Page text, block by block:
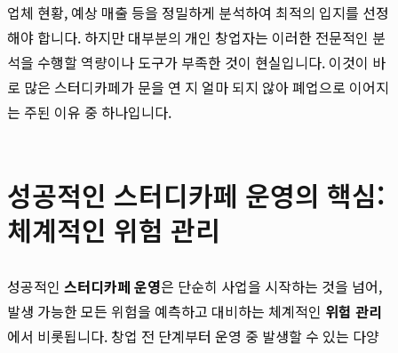
업체 현황, 예상 매출 등을 정밀하게 분석하여 최적의 입지를 선정
해야 합니다. 하지만 대부분의 개인 창업자는 이러한 전문적인 분
석을 수행할 역량이나 도구가 부족한 것이 현실입니다. 이것이 바
로 많은 스터디카페가 문을 연 지 얼마 되지 않아 폐업으로 이어지
는 주된 이유 중 하나입니다.
성공적인 스터디카페 운영의 핵심:
체계적인 위험 관리
성공적인 스터디카페 운영은 단순히 사업을 시작하는 것을 넘어,
발생 가능한 모든 위험을 예측하고 대비하는 체계적인 위험 관리
에서 비롯됩니다. 창업 전 단계부터 운영 중 발생할 수 있는 다양